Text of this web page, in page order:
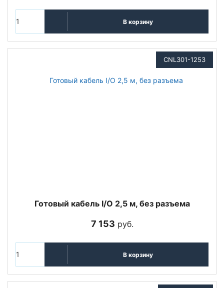
В корзину
CNL301-1253
Готовый кабель I/O 2,5 м, без разъема
7 153 руб.
В корзину